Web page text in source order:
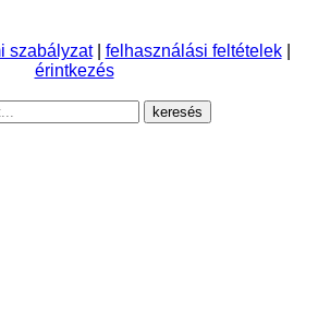
szabályzat| felhasználási feltételek|
érintkezés
keresés